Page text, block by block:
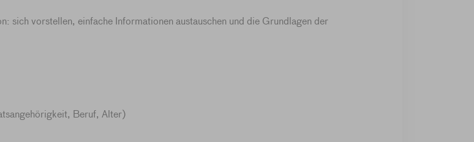
sich vorstellen, einfache Informationen austauschen und die Grundlagen der
Beruf, Alter)